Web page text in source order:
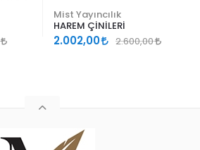
Mist Yayıncılık
HAREM ÇİNİLERİ
2.002,00 2.600,00